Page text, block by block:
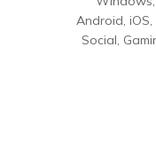
Android,
Social,